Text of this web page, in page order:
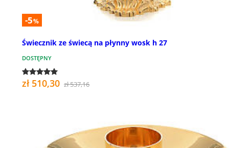
-5%
Świecznik ze świecą na płynny wosk h 27
DOSTĘPNY
zł 510,30 zł 537,16